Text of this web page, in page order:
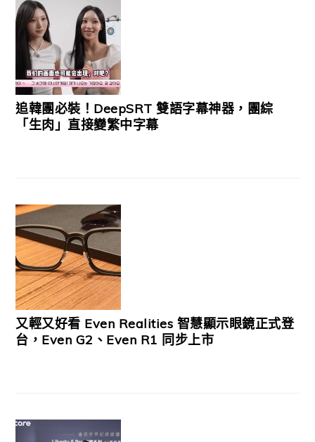
追韓團必裝！DeepSRT 雙語字幕神器，團綜
「生肉」直接變繁中字幕
又輕又好看 Even Realities 智慧顯示眼鏡正式登
台，Even G2、Even R1 同步上市